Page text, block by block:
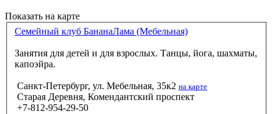
Показать на карте
Семейный клуб БананаЛама (Мебельная)
Занятия для детей и для взрослых. Танцы, йога, шахматы,
капоэйра.
Санкт-Петербург, ул. Мебельная, 35к2 на карте
Старая Деревня, Комендантский проспект
+7-812-954-29-50